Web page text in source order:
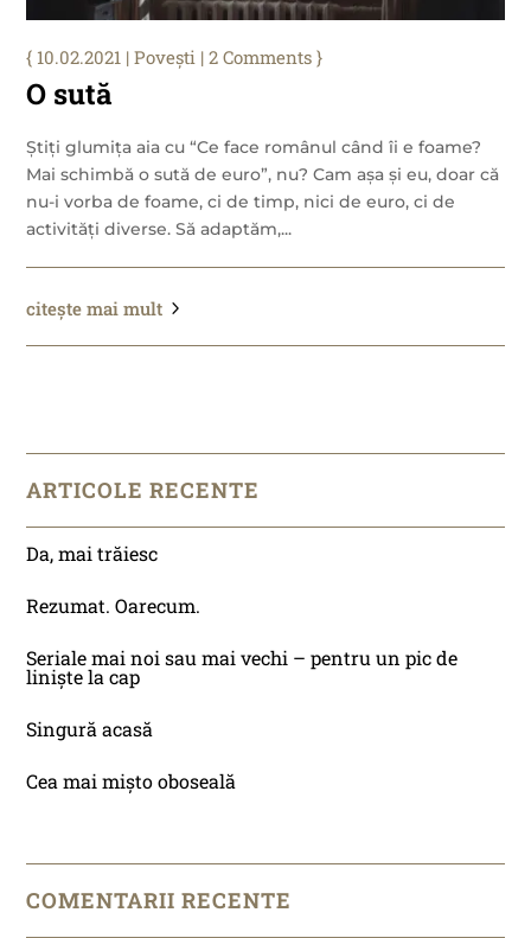
O sută
10.02.2021 |Povești | 2 Comments
Știți glumița aia cu “Ce face românul când îi e foame?
Mai schimbă o sută de euro”, nu? Cam așa și eu, doar că
nu-i vorba de foame, ci de timp, nici de euro, ci de
activități diverse. Să adaptăm,...
citește mai mult
ARTICOLE RECENTE
Da, mai trăiesc
Rezumat. Oarecum.
Seriale mai noi sau mai vechi – pentru un pic de
liniște la cap
Singură acasă
Cea mai mișto oboseală
COMENTARII RECENTE